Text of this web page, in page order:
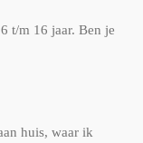
t/m 16 jaar. Ben je
huis, waar ik